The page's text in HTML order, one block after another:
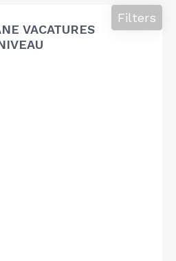
VACATURES
Filters